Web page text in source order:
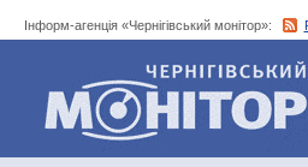
Інформ-агенція «Чернігівський монітор»:
Інформ-агенція
«Чернігівський монітор»